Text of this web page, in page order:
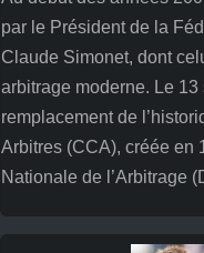
par le Président de la
Claude Simonet, dont
arbitrage moderne. Le
remplacement de
Arbitres (CCA), créée en
Nationale de l’Arbitrage